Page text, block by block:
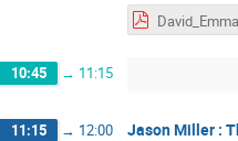
10:45 → 11:15
11:15 → 12:00 Jason Miller :